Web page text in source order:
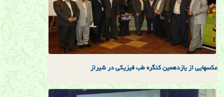
عكسهايی از يازدهمين كنگره طب فيزيكی در شيراز